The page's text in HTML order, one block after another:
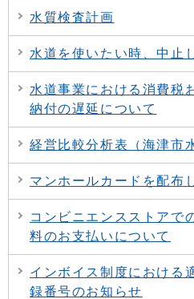
水質検査計画
水道を使いたい時、中止
水道事業における消費税
納付の遅延について
経営比較分析表（海津市
マンホールカードを配布
コンビニエンスストアで
料のお支払いについて
インボイス制度における
録番号のお知らせ